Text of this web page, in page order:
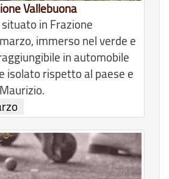
Vallebuona
in Frazione
immerso nel verde e
in automobile
isolato rispetto al paese e